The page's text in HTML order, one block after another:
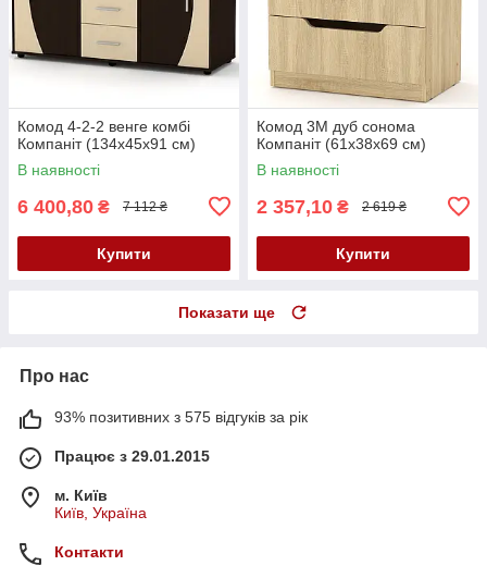
Комод 4-2-2 венге комбі
Компаніт (134х45х91 см)
В наявності
6 400,80 ₴ 7 112 ₴
Купити
Комод 3М дуб сонома
Компаніт (61х38х69 см)
В наявності
2 357,10 ₴ 2 619 ₴
Купити
Показати ще
Про нас
93% позитивних з 575 відгуків за рік
Працює з 29.01.2015
м. Київ
Київ, Україна
Контакти